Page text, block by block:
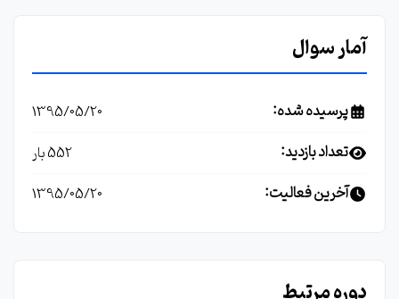
آمار سوال
پرسیده شده: 1395/05/20
تعداد بازدید: 552 بار
آخرین فعالیت: 1395/05/20